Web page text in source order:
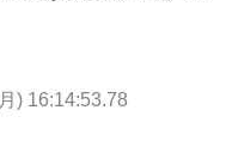
) 16:14:53.78